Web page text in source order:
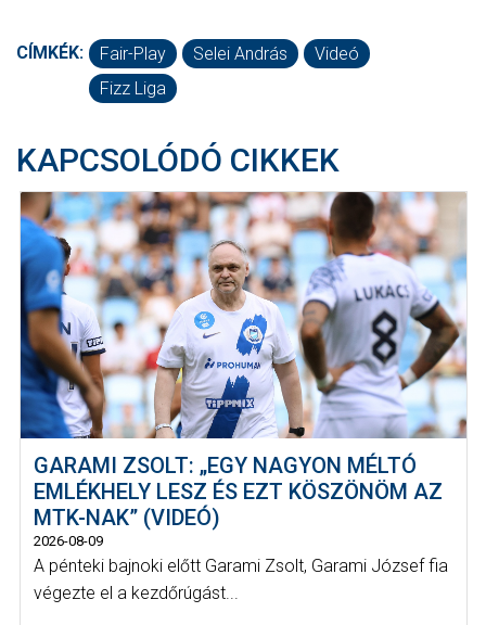
CÍMKÉK: Fair-Play Selei András
Videó
Fizz Liga
KAPCSOLÓDÓ CIKKEK
GARAMI ZSOLT: „EGY NAGYON MÉLTÓ
EMLÉKHELY LESZ ÉS EZT KÖSZÖNÖM AZ
MTK-NAK” (VIDEÓ)
2026-08-09
A pénteki bajnoki előtt Garami Zsolt, Garami József fia
végezte el a kezdőrúgást...